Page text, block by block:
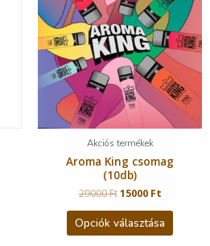
Akciós termékek
Aroma King csomag
(10db)
29000Ft 15000 Ft
Opciók választása